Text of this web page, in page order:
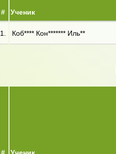
# Ученик
1. Коб**** Кон******* Иль**